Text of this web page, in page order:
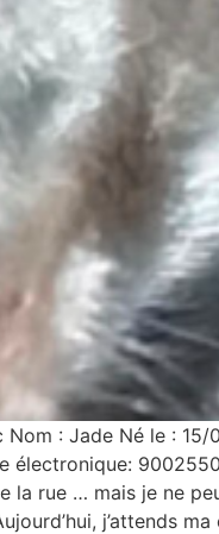
: Jade Né le :
électronique:
la rue … mais je ne
j’attends